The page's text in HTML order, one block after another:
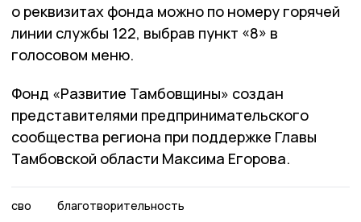
о реквизитах фонда можно по номеру горячей
линии службы 122, выбрав пункт «8» в
голосовом меню.
Фонд «Развитие Тамбовщины» создан
представителями предпринимательского
сообщества региона при поддержке Главы
Тамбовской области Максима Егорова.
сво благотворительность